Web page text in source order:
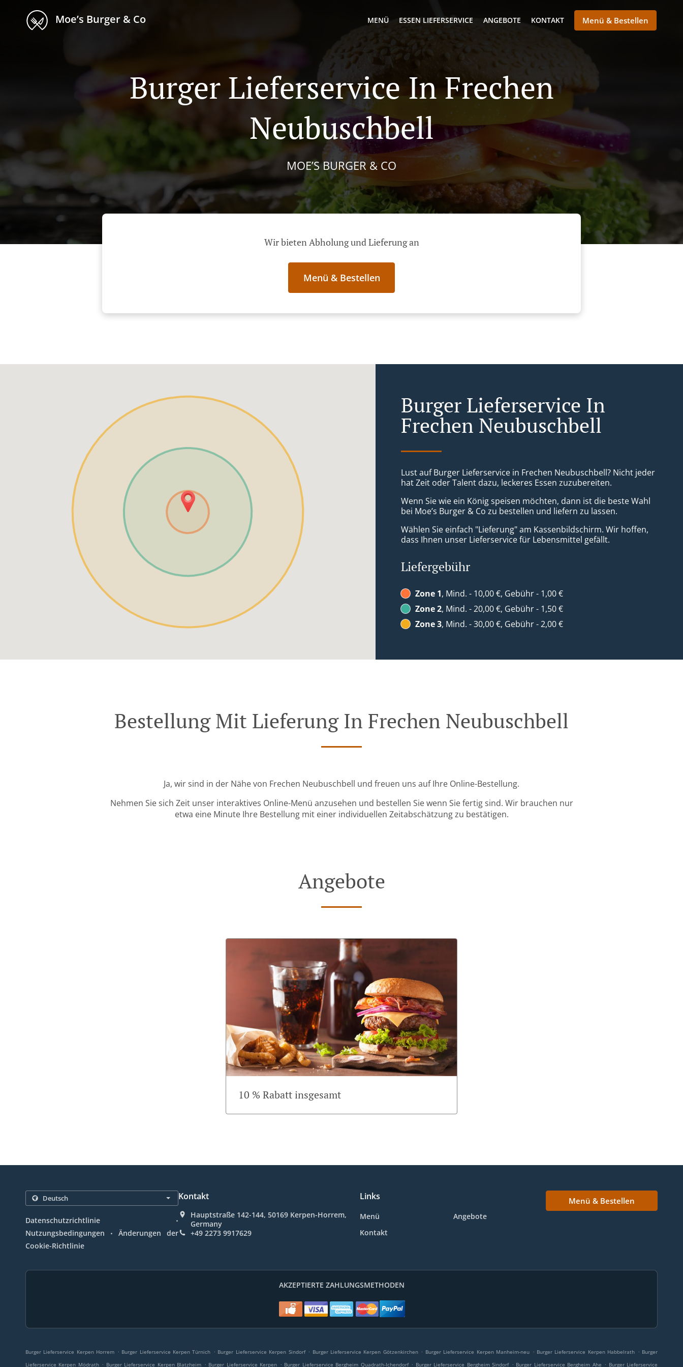
Moe’s Burger & Co MENÜ ESSEN LIEFERSERVICE ANGEBOTE KONTAKT Menü & Bestellen
Burger Lieferservice In Frechen
Neubuschbell
MOE’S BURGER & CO
Wir bieten Abholung und Lieferung an
Menü & Bestellen
Burger Lieferservice In
Frechen Neubuschbell
Lust auf Burger Lieferservice in Frechen Neubuschbell? Nicht jeder
hat Zeit oder Talent dazu, leckeres Essen zuzubereiten.
Wenn Sie wie ein König speisen möchten, dann ist die beste Wahl
bei Moe’s Burger & Co zu bestellen und liefern zu lassen.
Wählen Sie einfach "Lieferung" am Kassenbildschirm. Wir hoffen,
dass Ihnen unser Lieferservice für Lebensmittel gefällt.
Liefergebühr
Zone 1, Mind. - 10,00 €, Gebühr - 1,00 €
Zone 2, Mind. - 20,00 €, Gebühr - 1,50 €
Zone 3, Mind. - 30,00 €, Gebühr - 2,00 €
Bestellung Mit Lieferung In Frechen Neubuschbell
Ja, wir sind in der Nähe von Frechen Neubuschbell und freuen uns auf Ihre Online-Bestellung.
Nehmen Sie sich Zeit unser interaktives Online-Menü anzusehen und bestellen Sie wenn Sie fertig sind. Wir brauchen nur
etwa eine Minute Ihre Bestellung mit einer individuellen Zeitabschätzung zu bestätigen.
Angebote
10 % Rabatt insgesamt
Datenschutzrichtlinie .
Nutzungsbedingungen .
Änderungen der
Cookie-Richtlinie
Kontakt
Hauptstraße 142-144, 50169 Kerpen-Horrem,
Germany
+49 2273 9917629
Links
Menü
Angebote
Kontakt
Menü & Bestellen
AKZEPTIERTE ZAHLUNGSMETHODEN
Burger Lieferservice Kerpen Horrem . Burger Lieferservice Kerpen Türnich . Burger Lieferservice Kerpen Sindorf . Burger Lieferservice Kerpen Götzenkirchen . Burger Lieferservice Kerpen Manheim-neu . Burger Lieferservice Kerpen Habbelrath . Burger
Lieferservice Kerpen Mödrath . Burger Lieferservice Kerpen Blatzheim . Burger Lieferservice Kerpen . Burger Lieferservice Bergheim Quadrath-Ichendorf . Burger Lieferservice Bergheim Sindorf . Burger Lieferservice Bergheim Ahe . Burger Lieferservice